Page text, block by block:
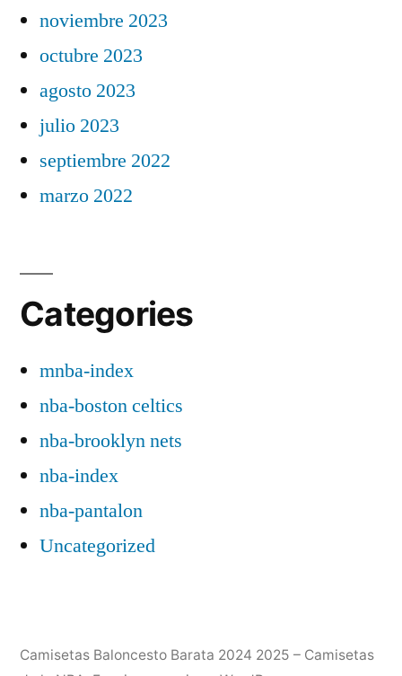
noviembre 2023
octubre 2023
agosto 2023
julio 2023
septiembre 2022
marzo 2022
Categories
mnba-index
nba-boston celtics
nba-brooklyn nets
nba-index
nba-pantalon
Uncategorized
Camisetas Baloncesto Barata 2024 2025 – Camisetas